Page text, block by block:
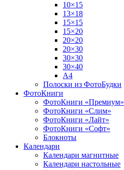
10×15
13×18
15×15
15×20
20×20
20×30
30×30
30×40
A4
Полоски из ФотоБудки
ФотоКниги
ФотоКниги «Премиум»
ФотоКниги «Слим»
ФотоКниги «Лайт»
ФотоКниги «Софт»
Блокноты
Календари
Календари магнитные
Календари настольные